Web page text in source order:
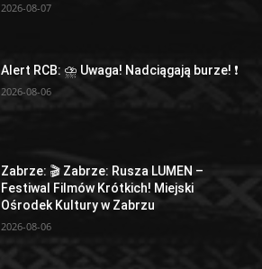
2026-08-07
Alert RCB: ⛈ Uwaga! Nadciągają burze! ❗
2026-08-06
Zabrze: 🎬 Zabrze: Rusza LUMEN –
Festiwal Filmów Krótkich! Miejski
Ośrodek Kultury w Zabrzu
2026-08-06